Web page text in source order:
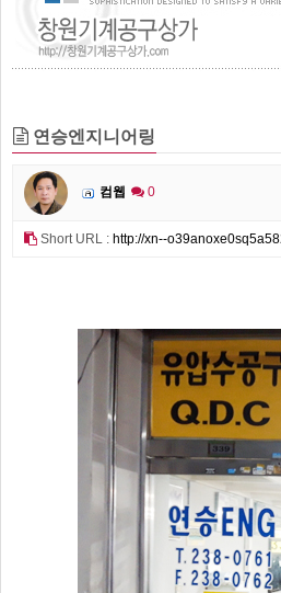
연승엔지니어링
컴웹 0
Short URL : http://xn--